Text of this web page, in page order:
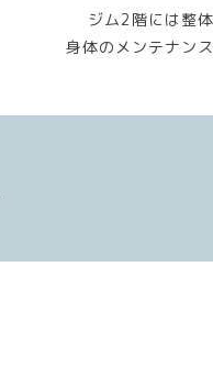
ジム2階には整
身体のメンテナン